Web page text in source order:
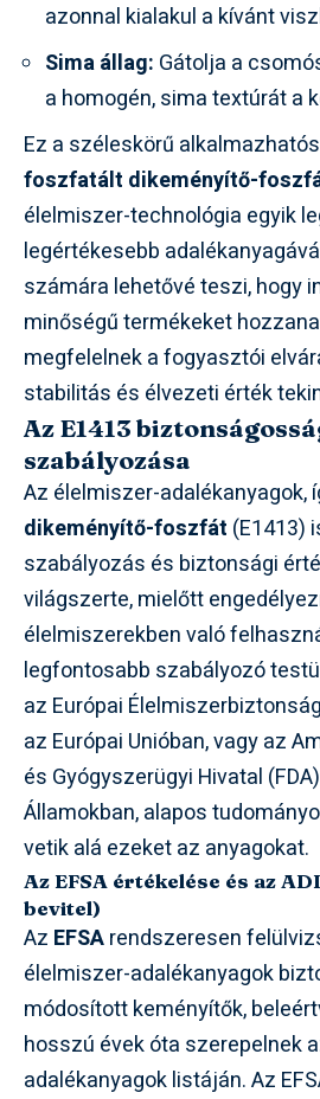
azonnal kialakul a kívánt
Sima állag: Gátolja a
a homogén, sima textúrát a
Ez a széleskörű
foszfatált dikeményítő-
élelmiszer-technológia egyik
legértékesebb
számára lehetővé teszi, hogy
minőségű termékeket
megfelelnek a fogyasztói
stabilitás és élvezeti érték
Az E1413
szabályozása
Az élelmiszer-adalékanyagok,
dikeményítő-foszfát (E1413)
szabályozás és biztonsági
világszerte, mielőtt
élelmiszerekben való
legfontosabb szabályozó
az Európai
az Európai Unióban, vagy az
és Gyógyszerügyi Hivatal
Államokban, alapos
vetik alá ezeket az anyagokat.
Az EFSA értékelése és az
bevitel)
Az EFSArendszeresen
élelmiszer-adalékanyagok
módosított keményítők,
hosszú évek óta szerepelnek
adalékanyagok listáján. Az